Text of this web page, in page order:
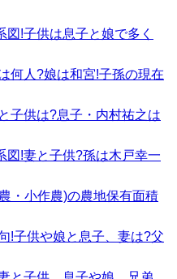
!子供は息子と娘で多く
何人?娘は和宮!子孫の現在
子供は?息子・内村祐之は
図!妻と子供?孫は木戸幸一
・小作農)の農地保有面積
!子供や娘と息子、妻は?父